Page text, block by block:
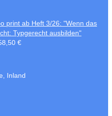
print ab Heft 3/26: "Wenn das
Typgerecht ausbilden"
€
Inland